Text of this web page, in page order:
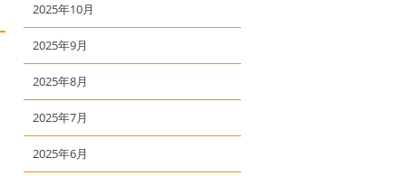
2025年10月
2025年9月
2025年8月
2025年7月
2025年6月